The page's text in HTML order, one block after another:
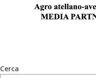
Cerca